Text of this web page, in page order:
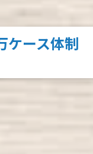
ケース体制